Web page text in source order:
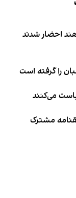
احضار شدند
را گرفته است
می‌کنند
مشترک